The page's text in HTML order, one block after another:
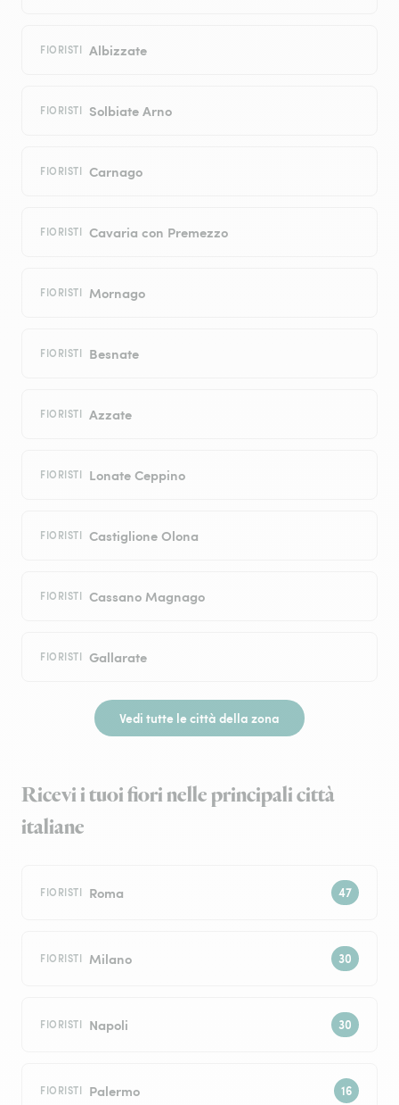
FIORISTI Albizzate
FIORISTI Solbiate Arno
FIORISTI Carnago
FIORISTI Cavaria con Premezzo
FIORISTI Mornago
FIORISTI Besnate
FIORISTI Azzate
FIORISTI Lonate Ceppino
FIORISTI Castiglione Olona
FIORISTI Cassano Magnago
FIORISTI Gallarate
Vedi tutte le città della zona
Ricevi i tuoi fiori nelle principali città
italiane
FIORISTI Roma
FIORISTI Milano
FIORISTI Napoli
FIORISTI Palermo